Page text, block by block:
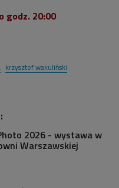
godz. 20:00
krzysztof wakuliński
2026 - wystawa w
Warszawskiej